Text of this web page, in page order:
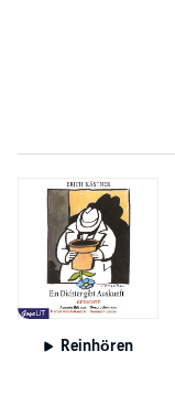
Reinhören